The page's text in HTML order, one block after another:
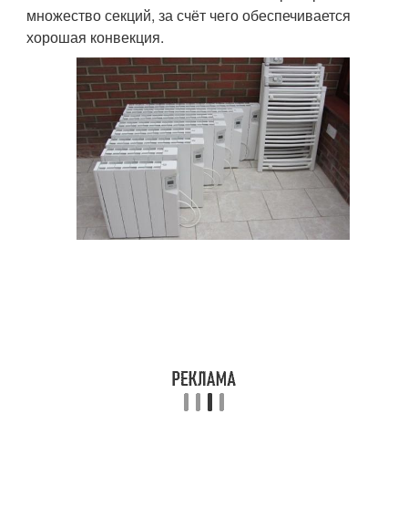
множество секций, за счёт чего обеспечивается
хорошая конвекция.